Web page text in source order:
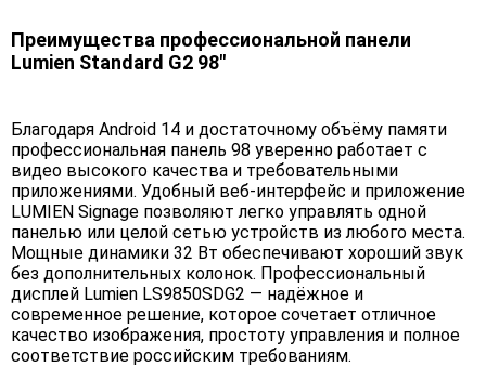
Преимущества профессиональной панели
Lumien Standard G2 98"
Благодаря Android 14 и достаточному объёму памяти
профессиональная панель 98 уверенно работает с
видео высокого качества и требовательными
приложениями. Удобный веб-интерфейс и приложение
LUMIEN Signage позволяют легко управлять одной
панелью или целой сетью устройств из любого места.
Мощные динамики 32 Вт обеспечивают хороший звук
без дополнительных колонок. Профессиональный
дисплей Lumien LS9850SDG2 — надёжное и
современное решение, которое сочетает отличное
качество изображения, простоту управления и полное
соответствие российским требованиям.